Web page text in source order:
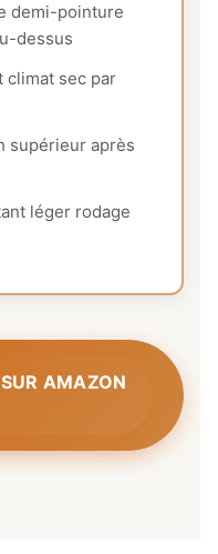
demi-pointure
dessus
climat sec par
supérieur après
léger rodage
AMAZON